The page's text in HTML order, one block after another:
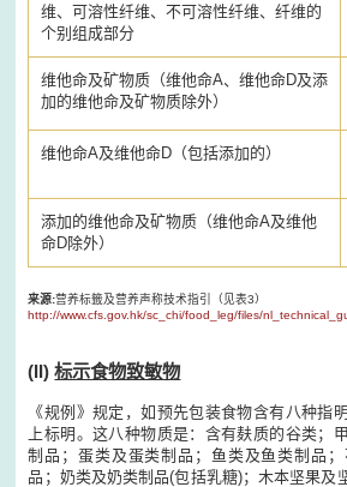
维、可溶性纤维、不可溶性纤维、纤维的
个别组成部分
维他命及矿物质（维他命A、维他命D及添
加的维他命及矿物质除外）
维他命A及维他命D（包括添加的）
添加的维他命及矿物质（维他命A及维他
命D除外）
来源:营养标籤及营养声称技术指引（见表3）
http://www.cfs.gov.hk/sc_chi/food_leg/files/
(II)标示食物致敏物
《规例》规定，如预先包装食物含有八种指
上标明。这八种物质是：含有麸质的谷类；
制品；蛋类及蛋类制品；鱼类及鱼类制品
品；奶类及奶类制品(包括乳糖)；木本坚果及